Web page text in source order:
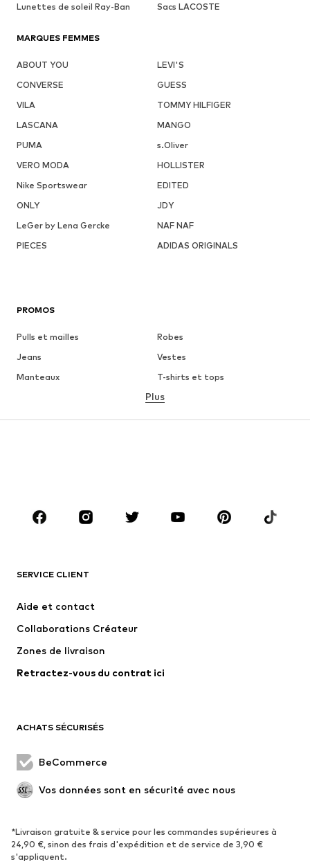
Lunettes de soleil Ray-Ban
Sacs LACOSTE
MARQUES FEMMES
ABOUT YOU
LEVI'S
CONVERSE
GUESS
VILA
TOMMY HILFIGER
LASCANA
MANGO
PUMA
s.Oliver
VERO MODA
HOLLISTER
Nike Sportswear
EDITED
ONLY
JDY
LeGer by Lena Gercke
NAF NAF
PIECES
ADIDAS ORIGINALS
PROMOS
Pulls et mailles
Robes
Jeans
Vestes
Manteaux
T-shirts et tops
Lingerie
Jupes
Blouses et tuniques
Accessoires
Premium
Nouveautés
Lingerie
Manteaux
Jupes
Occasions spéciales
Nouveautés
Tendance
Baskets
Plus
SERVICE CLIENT
Aide et contact
Collaborations Créateur
Zones de livraison
Retractez-vous du contrat ici
ACHATS SÉCURISÉS
BeCommerce
Vos données sont en sécurité avec nous
*Livraison gratuite & service pour les commandes supérieures à
24,90 €, sinon des frais d'expédition et de service de 3,90 €
s'appliquent.